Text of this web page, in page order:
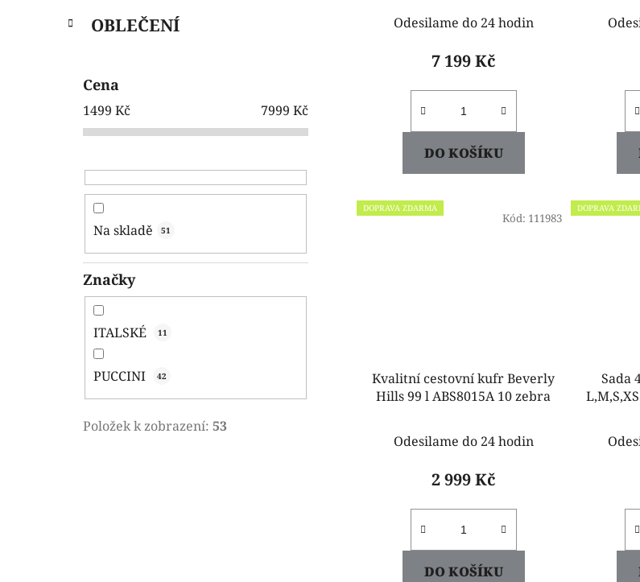
OBLEČENÍ
Cena
1499 Kč 7999 Kč
Na skladě 51
Značky
ITALSKÉ 11
PUCCINI 42
Položek k zobrazení: 53
Odesilame do 24 hodin
7 199 Kč
DO KOŠÍKU
DOPRAVA ZDARMA
Kvalitní cestovní kufr Beverly
Hills 99 l ABS8015A 10 zebra
Odesilame do 24 hodin
2 999 Kč
DO KOŠÍKU
Kód: 111983
DOPRAVA
Sada